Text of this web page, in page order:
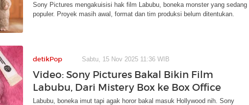
Sony Pictures mengakuisisi hak film Labubu, boneka monster yang sedang
populer. Proyek masih awal, format dan tim produksi belum ditentukan.
detikPop Sabtu, 15 Nov 2025 11:36 WIB
Video: Sony Pictures Bakal Bikin Film
Labubu, Dari Mistery Box ke Box Office
Labubu, boneka imut tapi agak horor bakal masuk Hollywood nih. Sony